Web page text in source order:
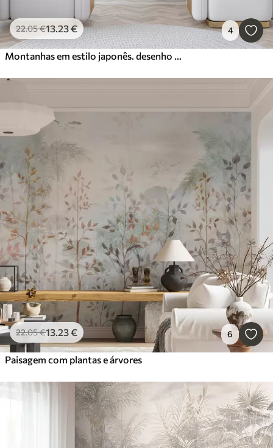
22.05€13.23€ 4
Montanhas em estilo japonês. desenho a tinta
22.05€13.23€ 6
Paisagem com plantas e árvores